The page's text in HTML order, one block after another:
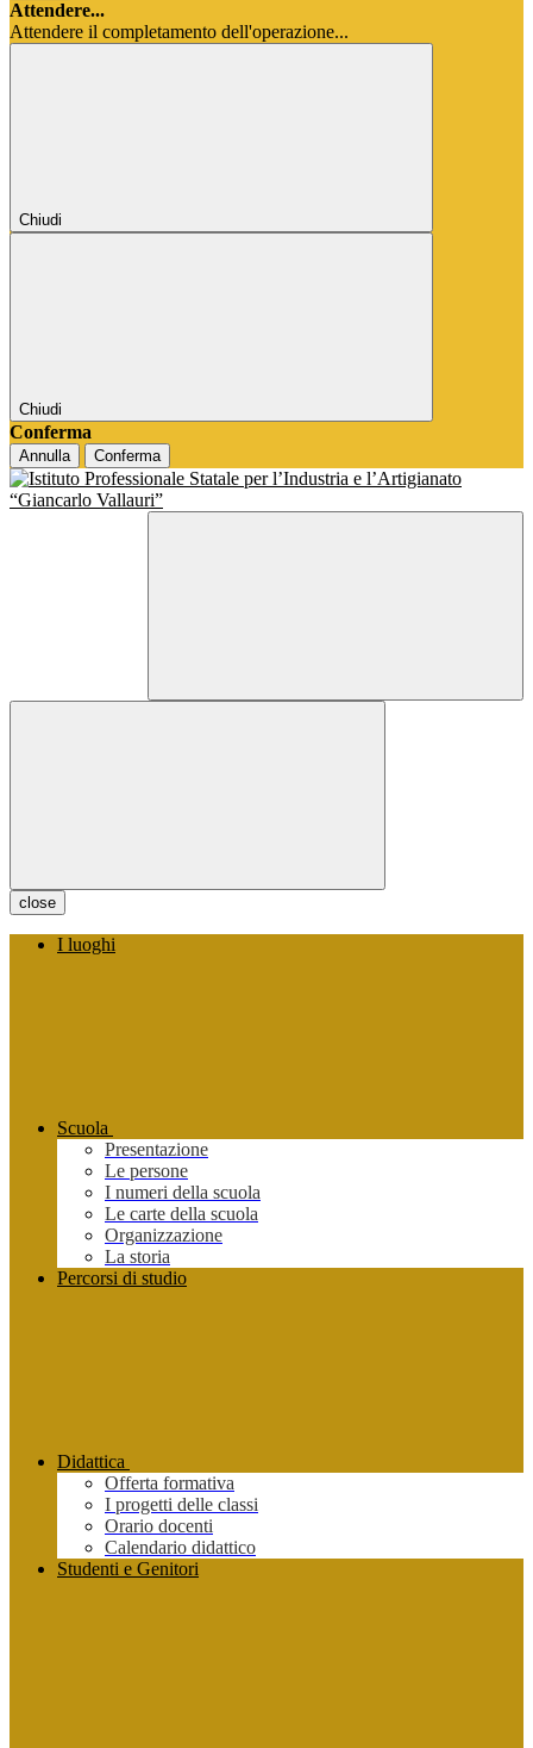
Attendere...
Attendere il completamento dell'operazione...
Chiudi
Chiudi
Conferma
Annulla Conferma
close
I luoghi
Scuola
Presentazione
Le persone
I numeri della scuola
Le carte della scuola
Organizzazione
La storia
Percorsi di studio
Didattica
Offerta formativa
I progetti delle classi
Orario docenti
Calendario didattico
Studenti e Genitori